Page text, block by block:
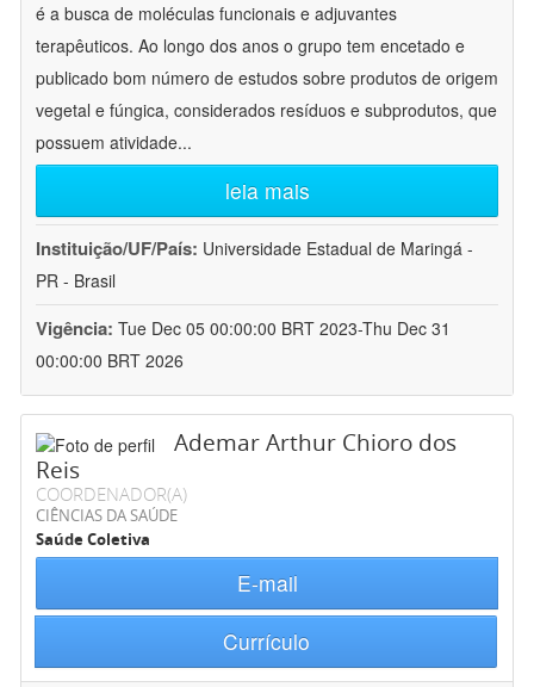
é a busca de moléculas funcionais e adjuvantes
terapêuticos. Ao longo dos anos o grupo tem encetado e
publicado bom número de estudos sobre produtos de origem
vegetal e fúngica, considerados resíduos e subprodutos, que
possuem atividade...
leia mais
Instituição/UF/País: Universidade Estadual de Maringá -
PR - Brasil
Vigência: Tue Dec 05 00:00:00 BRT 2023-Thu Dec 31
00:00:00 BRT 2026
Ademar Arthur Chioro dos
Reis
COORDENADOR(A)
CIÊNCIAS DA SAÚDE
Saúde Coletiva
E-mail
Currículo